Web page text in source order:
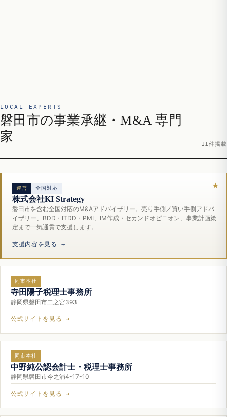
LOCAL EXPERTS
磐田市の事業承継・M&A 専門
家
11件掲載
運営 全国対応
株式会社KI Strategy
磐田市を含む全国対応のM&Aアドバイザリー。売り手側／買い手側アドバ
イザリー、BDD・ITDD・PMI、IM作成・セカンドオピニオン、事業計画策
定まで一気通貫で支援します。
支援内容を見る →
同市本社
寺田陽子税理士事務所
静岡県磐田市二之宮393
公式サイトを見る →
同市本社
中野純公認会計士・税理士事務所
静岡県磐田市今之浦4-17-10
公式サイトを見る →